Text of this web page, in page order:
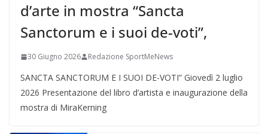
d’arte in mostra “Sancta
Sanctorum e i suoi de-voti”,
30 Giugno 2026 Redazione SportMeNews
SANCTA SANCTORUM E I SUOI DE-VOTI” Giovedì 2 luglio
2026 Presentazione del libro d’artista e inaugurazione della
mostra di MiraKerning